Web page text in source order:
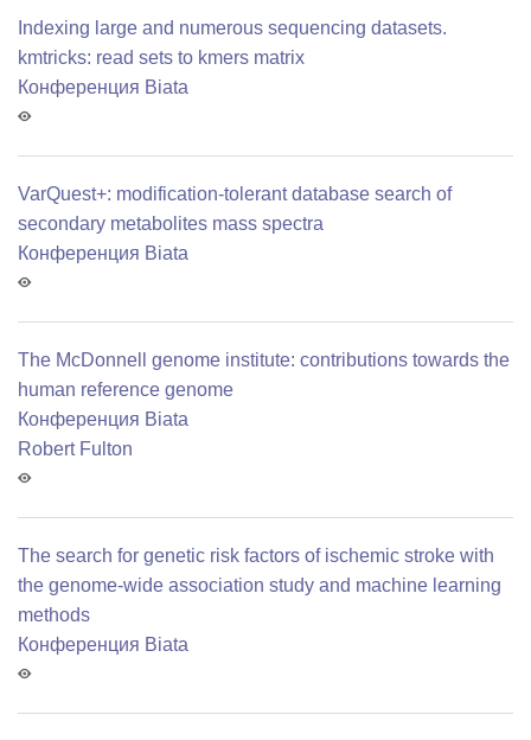
Indexing large and numerous sequencing datasets.
kmtricks: read sets to kmers matrix
Конференция Biata
VarQuest+: modification-tolerant database search of
secondary metabolites mass spectra
Конференция Biata
The McDonnell genome institute: contributions towards the
human reference genome
Конференция Biata
Robert Fulton
The search for genetic risk factors of ischemic stroke with
the genome-wide association study and machine learning
methods
Конференция Biata